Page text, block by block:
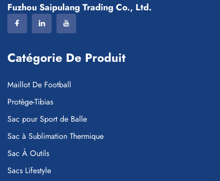
Fuzhou Saipulang Trading Co., Ltd.
Catégorie De Produit
Maillot De Football
Protège-Tibias
Sac pour Sport de Balle
Sac à Sublimation Thermique
Sac À Outils
Sacs Lifestyle